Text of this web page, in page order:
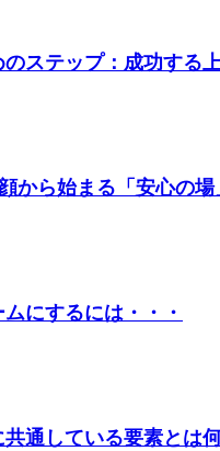
ステップ：成功する
から始まる「安心の場
にするには・・・
通している要素とは